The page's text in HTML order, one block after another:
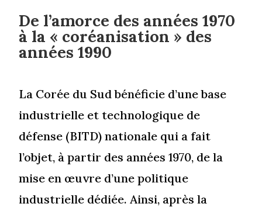
De l’amorce des années 1970
à la « coréanisation » des
années 1990
La Corée du Sud bénéficie d’une base
industrielle et technologique de
défense (BITD) nationale qui a fait
l’objet, à partir des années 1970, de la
mise en œuvre d’une politique
industrielle dédiée. Ainsi, après la